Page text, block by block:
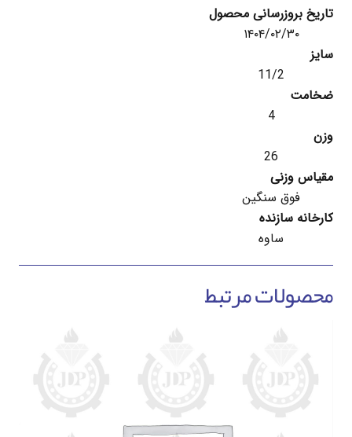
میل
تاریخ بروزرسانی محصول
۱۴۰۴/۰۲/۳۰
سایز
11/2
ضخامت
4
وزن
26
مقیاس وزنی
فوق سنگین
کارخانه سازنده
ساوه
محصولات مرتبط